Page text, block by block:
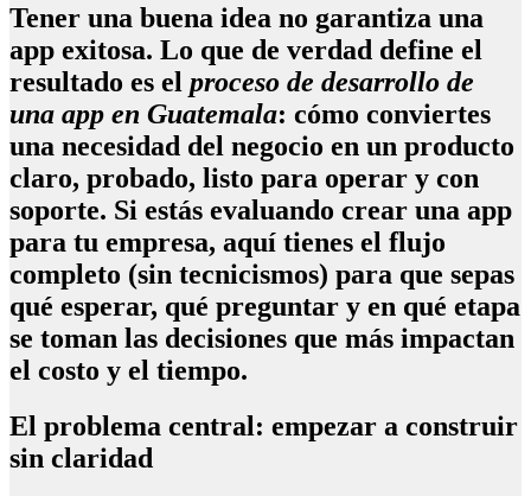
Tener una buena idea no garantiza una
app exitosa. Lo que de verdad define el
resultado es el proceso de desarrollo de
una app en Guatemala: cómo conviertes
una necesidad del negocio en un producto
claro, probado, listo para operar y con
soporte. Si estás evaluando crear una app
para tu empresa, aquí tienes el flujo
completo (sin tecnicismos) para que sepas
qué esperar, qué preguntar y en qué etapa
se toman las decisiones que más impactan
el costo y el tiempo.
El problema central: empezar a construir
sin claridad